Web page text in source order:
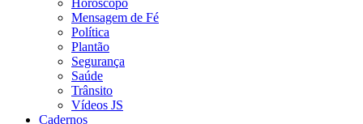
Mensagem de Fé
Política
Plantão
Segurança
Saúde
Trânsito
Vídeos JS
Cadernos